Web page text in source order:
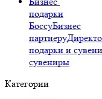
подарки
БоссуБизнес
партнеру
подарки и
сувениры
Категории